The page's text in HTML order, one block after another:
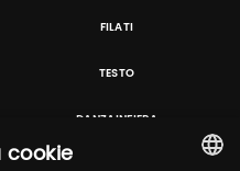
FILATI
TESTO
DANZAINFIERA
cookie